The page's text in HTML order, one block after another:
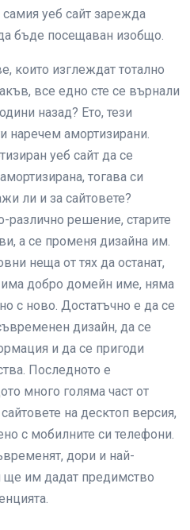
уеб сайт зарежда
бъде посещаван изобщо.
които изглеждат тотално
все едно сте се върнали
назад? Ето, тези
амортизирани.
уеб сайт да се
тогава си
ли и за сайтовете?
различно решение, старите
а се променя дизайна им.
неща от тях да останат,
има добро домейн име, няма
с ново. Достатъчно е да се
дизайн, да се
и да се пригоди
Последното е
много голяма част от
на десктоп версия,
с мобилните си телефони.
дори и най-
ще им дадат предимство